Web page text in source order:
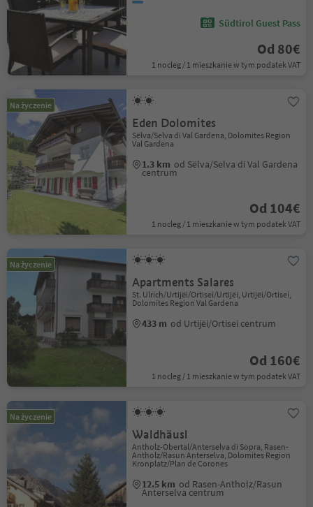
Südtirol Guest Pass
Od 80€
1 nocleg / 1 mieszkanie w tym podatek VAT
Na życzenie
Eden Dolomites
Sëlva/Selva di Val Gardena, Dolomites Region
Val Gardena
1.3 km od Sëlva/Selva di Val Gardena
centrum
Od 104€
1 nocleg / 1 mieszkanie w tym podatek VAT
Na życzenie
Apartments Salares
St. Ulrich/Urtijëi/Ortisei/Urtijëi, Urtijëi/Ortisei,
Dolomites Region Val Gardena
433 m od Urtijëi/Ortisei centrum
Od 160€
1 nocleg / 1 mieszkanie w tym podatek VAT
Na życzenie
Waldhäusl
Antholz-Obertal/Anterselva di Sopra, Rasen-
Antholz/Rasun Anterselva, Dolomites Region
Kronplatz/Plan de Corones
12.5 km od Rasen-Antholz/Rasun
Anterselva centrum